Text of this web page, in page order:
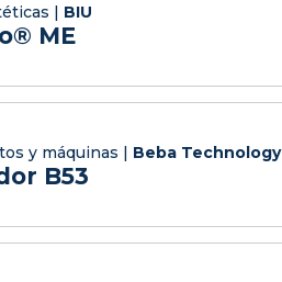
| BIU
ME
y máquinas | Beba Technology
B53